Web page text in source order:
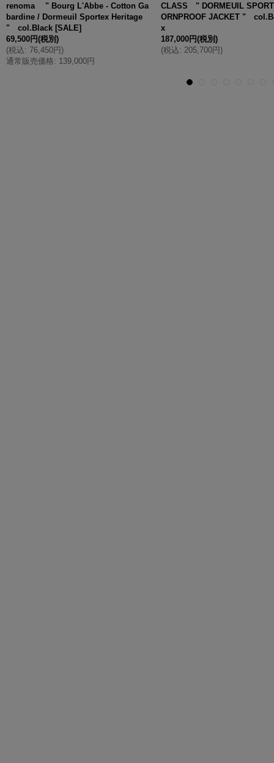
renoma " Bourg L'Abbe - Cotton Ga
bardine / Dormeuil Sportex Heritage
" col.Black [SALE]
69,500円(税別)
(税込: 76,450円)
通常販売価格: 139,000円
CLASS " DORMEUIL
ORNPROOF JACKET "
x
187,000円(税別)
(税込: 205,700円)